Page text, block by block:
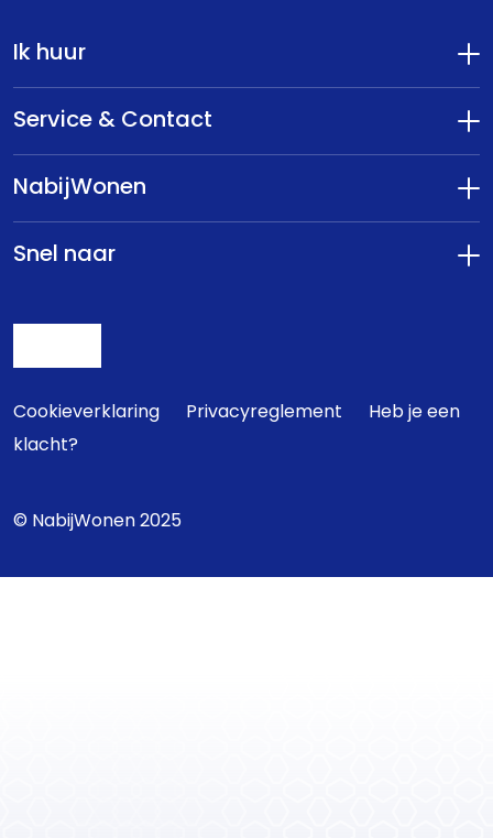
Ik huur
Service & Contact
NabijWonen
Snel naar
Cookieverklaring Privacyreglement
Heb je een
klacht?
© NabijWonen 2025